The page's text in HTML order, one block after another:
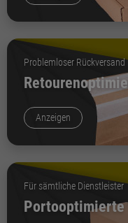
Problemloser Rückversand
Anzeigen
Für sämtliche Dienstleister
Portooptimierte